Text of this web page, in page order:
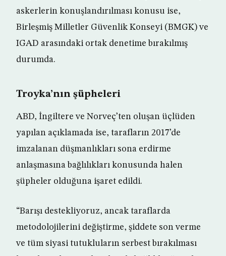
askerlerin konuşlandırılması konusu ise,
Birleşmiş Milletler Güvenlik Konseyi (BMGK) ve
IGAD arasındaki ortak denetime bırakılmış
durumda.
Troyka’nın şüpheleri
ABD, İngiltere ve Norveç’ten oluşan üçlüden
yapılan açıklamada ise, tarafların 2017’de
imzalanan düşmanlıkları sona erdirme
anlaşmasına bağlılıkları konusunda halen
şüpheler olduğuna işaret edildi.
“Barışı destekliyoruz, ancak taraflarda
metodolojilerini değiştirme, şiddete son verme
ve tüm siyasi tutukluların serbest bırakılması